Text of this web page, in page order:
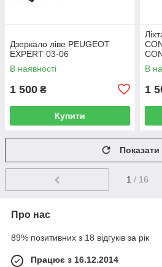
Дзеркало ліве PEUGEOT
EXPERT 03-06
В наявності
1 500 ₴
Купити
В
1
1 / 16
Про нас
89% позитивних з 18 відгуків за рік
Працює з 16.12.2014